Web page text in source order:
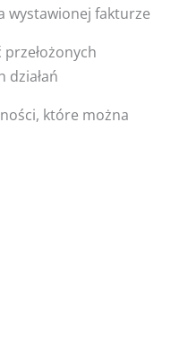
wystawionej fakturze
działań
które można